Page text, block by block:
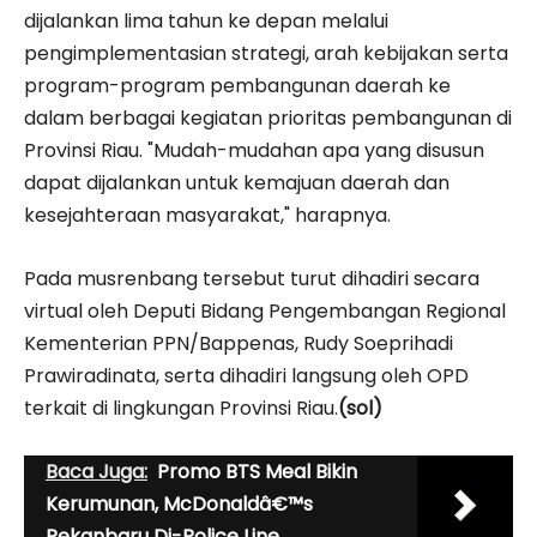
dijalankan lima tahun ke depan melalui
pengimplementasian strategi, arah kebijakan serta
program-program pembangunan daerah ke
dalam berbagai kegiatan prioritas pembangunan di
Provinsi Riau. "Mudah-mudahan apa yang disusun
dapat dijalankan untuk kemajuan daerah dan
kesejahteraan masyarakat," harapnya.
Pada musrenbang tersebut turut dihadiri secara
virtual oleh Deputi Bidang Pengembangan Regional
Kementerian PPN/Bappenas, Rudy Soeprihadi
Prawiradinata, serta dihadiri langsung oleh OPD
terkait di lingkungan Provinsi Riau.(sol)
Baca Juga: Promo BTS Meal Bikin
Kerumunan, McDonaldâ€™s